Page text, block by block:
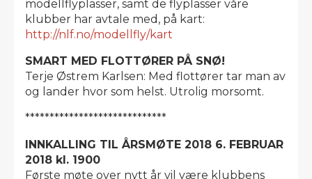
modellflyplasser, samt de flyplasser våre
klubber har avtale med, på kart:
http://nlf.no/modellfly/kart
SMART MED FLOTTØRER PÅ SNØ!
Terje Østrem Karlsen: Med flottører tar man av
og lander hvor som helst. Utrolig morsomt.
*****************************
INNKALLING TIL ÅRSMØTE 2018 6. FEBRUAR
2018 kl. 1900
Første møte over nytt år vil være klubbens